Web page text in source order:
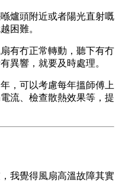
爐頭附近或者陽光直射嘅
困難。
有冇正常轉動，聽下有冇
異響，就要及時處理。
，可以考慮每年搵師傅上
流、檢查散熱效果等，提
我覺得風扇高溫故障其實